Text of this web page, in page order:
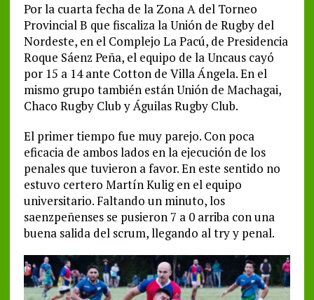
Por la cuarta fecha de la Zona A del Torneo
Provincial B que fiscaliza la Unión de Rugby del
Nordeste, en el Complejo La Pacú, de Presidencia
Roque Sáenz Peña, el equipo de la Uncaus cayó
por 15 a 14 ante Cotton de Villa Ángela. En el
mismo grupo también están Unión de Machagai,
Chaco Rugby Club y Águilas Rugby Club.
El primer tiempo fue muy parejo. Con poca
eficacia de ambos lados en la ejecución de los
penales que tuvieron a favor. En este sentido no
estuvo certero Martín Kulig en el equipo
universitario. Faltando un minuto, los
saenzpeñenses se pusieron 7 a 0 arriba con una
buena salida del scrum, llegando al try y penal.